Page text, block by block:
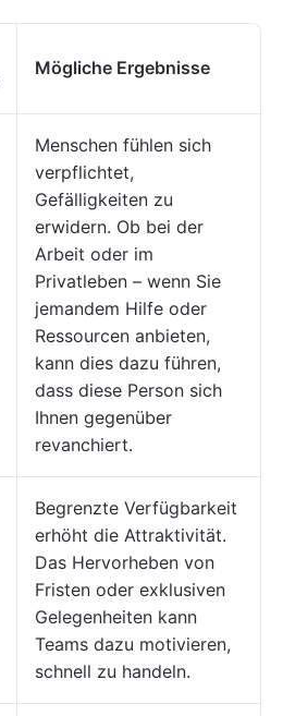
Mögliche Ergebnisse
Menschen fühlen sich
verpflichtet,
Gefälligkeiten zu
erwidern. Ob bei der
Arbeit oder im
Privatleben – wenn Sie
jemandem Hilfe oder
Ressourcen anbieten,
kann dies dazu führen,
dass diese Person sich
Ihnen gegenüber
revanchiert.
Begrenzte Verfügbarkeit
erhöht die Attraktivität.
Das Hervorheben von
Fristen oder exklusiven
Gelegenheiten kann
Teams dazu motivieren,
schnell zu handeln.